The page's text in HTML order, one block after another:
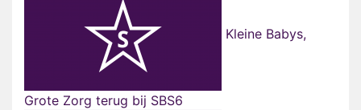
Kleine Babys,
Grote Zorg terug bij SBS6